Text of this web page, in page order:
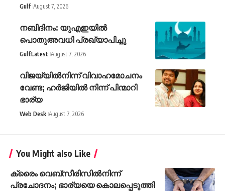
Gulf August 7, 2026
നബിദിനം: യുഎഇയിൽ
പൊതുഅവധി പ്രഖ്യാപിച്ചു
GulfLatest August 7, 2026
വിജയ്‌യിൽനിന്ന് വിവാഹമോചനം
വേണ്ട; ഹർജിയിൽ നിന്ന് പിന്മാറി
ഭാര്യ
Web Desk August 7, 2026
You Might also Like
ക്രൈം വെബ്സീരിസിൽനിന്ന്
പ്രചോദനം; ഭാര്യയെ കൊലപ്പെടുത്തി